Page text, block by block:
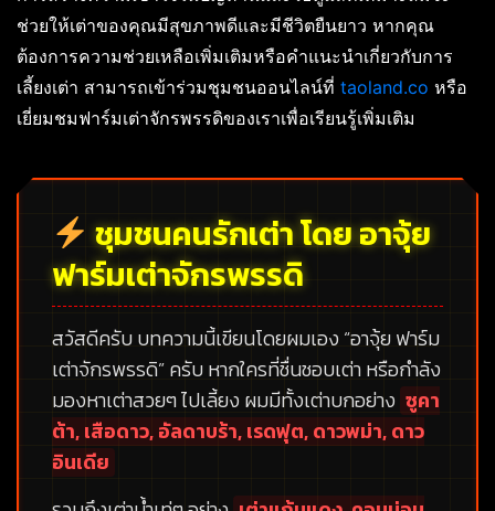
ช่วยให้เต่าของคุณมีสุขภาพดีและมีชีวิตยืนยาว หากคุณ
ต้องการความช่วยเหลือเพิ่มเติมหรือคำแนะนำเกี่ยวกับการ
เลี้ยงเต่า สามารถเข้าร่วมชุมชนออนไลน์ที่ taoland.co หรือ
เยี่ยมชมฟาร์มเต่าจักรพรรดิของเราเพื่อเรียนรู้เพิ่มเติม
ชุมชนคนรักเต่า โดย อาจุ้ย
ฟาร์มเต่าจักรพรรดิ
สวัสดีครับ บทความนี้เขียนโดยผมเอง “อาจุ้ย ฟาร์ม
เต่าจักรพรรดิ”ครับ หากใครที่ชื่นชอบเต่า หรือกำลัง
มองหาเต่าสวยๆ ไปเลี้ยง ผมมีทั้งเต่าบกอย่าง ซูคา
ต้า, เสือดาว, อัลดาบร้า, เรดฟุต, ดาวพม่า, ดาว
อินเดีย